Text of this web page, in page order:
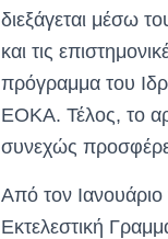
διεξάγεται μέσω
και τις
πρόγραμμα του
ΕΟΚΑ. Τέλος, το
συνεχώς
Από τον
Εκτελεστική